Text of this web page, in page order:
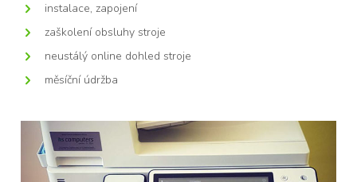
instalace, zapojení
zaškolení obsluhy stroje
neustálý online dohled stroje
měsíční údržba
Pronájem kopírovacího stroje nebo tiskárny